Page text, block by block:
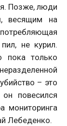
Позже, люди
весящим на
не курил.
пока только
– это
повесился
мониторинга
Лебеденко.